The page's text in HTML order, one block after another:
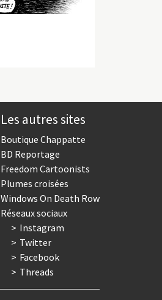
Les autres sites
Boutique Chappatte
BD Reportage
Freedom Cartoonists
Plumes croisées
Windows On Death Row
Réseaux sociaux
Instagram
Twitter
Facebook
Threads